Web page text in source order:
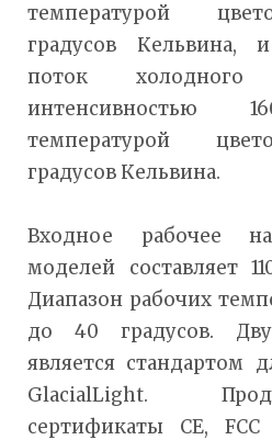
температурой
градусов Кельвина,
поток
температурой
градусов Кельвина.
Входное рабочее
моделей составляет
Диапазон рабочих
до 40 градусов.
является стандартом
GlacialLight.
сертификаты CE,